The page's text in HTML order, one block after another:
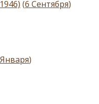
(6 Сентября)
)